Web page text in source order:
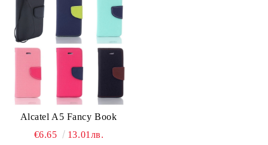
Alcatel A5 Fancy Book
€6.65
13.01лв.